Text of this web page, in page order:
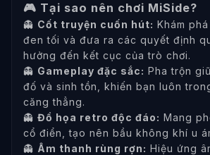
🎮 Tại sao nên chơi MiSide?
👻 Cốt truyện cuốn hút: Khám
đen tối và đưa ra các quyết định
hưởng đến kết cục của trò chơi.
👻 Gameplay đặc sắc: Pha trộn
đố và sinh tồn, khiến bạn luôn
căng thẳng.
👻 Đồ họa retro độc đáo: Mang
cổ điển, tạo nên bầu không khí u
👻 Âm thanh rùng rợn: Hiệu ứng